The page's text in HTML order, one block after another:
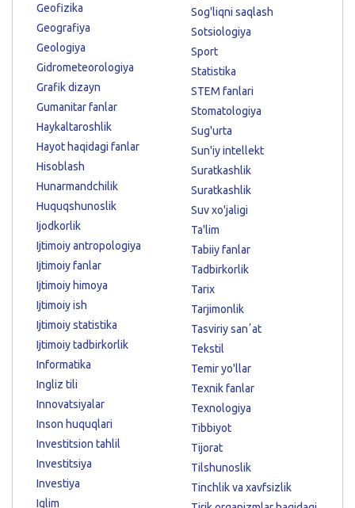
Geofizika
Geografiya
Geologiya
Gidrometeorologiya
Grafik dizayn
Gumanitar fanlar
Haykaltaroshlik
Hayot haqidagi fanlar
Hisoblash
Hunarmandchilik
Huquqshunoslik
Ijodkorlik
Ijtimoiy antropologiya
Ijtimoiy fanlar
Ijtimoiy himoya
Ijtimoiy ish
Ijtimoiy statistika
Ijtimoiy tadbirkorlik
Informatika
Ingliz tili
Innovatsiyalar
Inson huquqlari
Investitsion tahlil
Investitsiya
Investiya
Iqlim
Sog'liqni saqlash
Sotsiologiya
Sport
Statistika
STEM fanlari
Stomatologiya
Sug'urta
Sun'iy intellekt
Suratkashlik
Suratkashlik
Suv xo'jaligi
Ta'lim
Tabiiy fanlar
Tadbirkorlik
Tarix
Tarjimonlik
Tasviriy sanʼat
Tekstil
Temir yo'llar
Texnik fanlar
Texnologiya
Tibbiyot
Tijorat
Tilshunoslik
Tinchlik va xavfsizlik